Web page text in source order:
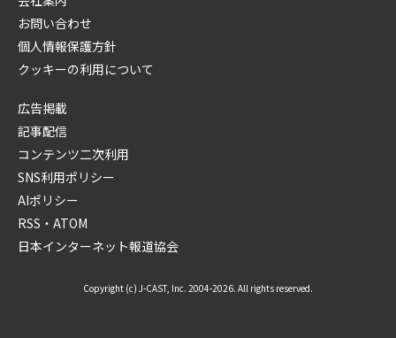
お問い合わせ
個人情報保護方針
クッキーの利用について
広告掲載
記事配信
コンテンツ二次利用
SNS利用ポリシー
AIポリシー
RSS・ATOM
日本インターネット報道協会
Copyright (c) J-CAST, Inc. 2004-2026. All rights reserved.